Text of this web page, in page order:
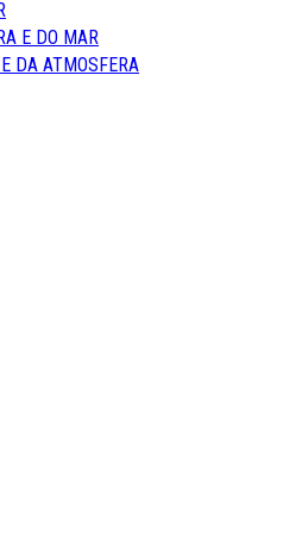
E DO MAR
DA ATMOSFERA